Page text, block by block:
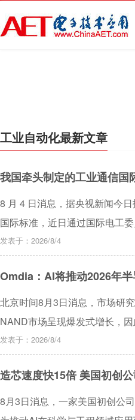
工业自动化最新文章
我国牵头制定的工业通信国
8 月 4 日消息，据央视新闻今
国际标准，近日通过国际电工
发表于：2026/8/4
Omdia：AI将推动2026年
北京时间8月3日消息，市场研
NAND市场呈现爆发式增长，
预计2026年存储芯片将占据半
能力，预计高带宽内存（HBM
发表于：2026/8/4
造芯速度快15倍 美国初创
8月3日消息，一家美国初创公